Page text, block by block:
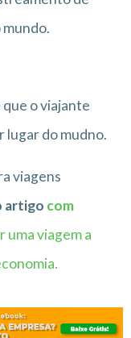
o viajante
lugar do mudno.
viagens
artigo com
uma viagem a